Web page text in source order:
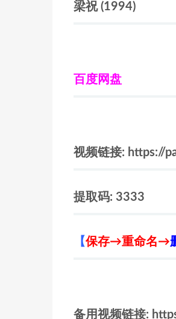
梁祝 (1994)
百度网盘
视频链接: https://
提取码: 3333
【保存→重命名→
备用视频链接: